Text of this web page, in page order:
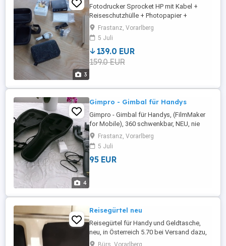
3
Fotodrucker Sprocket HP mit Kabel +
Reiseschutzhülle + Photopapier +
Speicher und Kabel und Stecker, kompl.
NEU, unbenutzt, EP komp. 256,- Euro,
Frastanz, Vorarlberg
5 Juli
139.0 EUR
159.0 EUR
4
Gimpro - Gimbal für Handys
Gimpro - Gimbal für Handys, (FilmMaker
for Mobile), 360 schwenkbar, NEU, nie
gebraucht,
Frastanz, Vorarlberg
5 Juli
95 EUR
Reisegürtel neu
Reisegürtel für Handy und Geldtasche,
neu, in Österreich 5.70 bei Versand dazu,
wenn Interesse tel.06644069291
Bürs, Vorarlberg